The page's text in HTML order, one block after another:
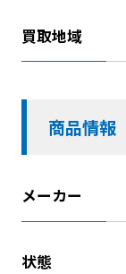
買取地域
商品情報
メーカー
状態